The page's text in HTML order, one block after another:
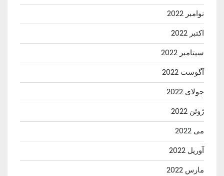
نوامبر 2022
اکتبر 2022
سپتامبر 2022
آگوست 2022
جولای 2022
ژوئن 2022
می 2022
آوریل 2022
مارس 2022